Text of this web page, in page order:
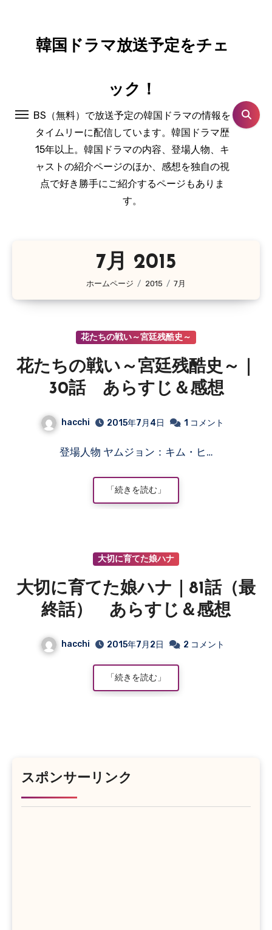
韓国ドラマ放送予定をチェ
ック！
BS（無料）で放送予定の韓国ドラマの情報を
タイムリーに配信しています。韓国ドラマ歴
15年以上。韓国ドラマの内容、登場人物、キ
ャストの紹介ページのほか、感想を独自の視
点で好き勝手にご紹介するページもありま
す。
7月 2015
ホームページ 2015 7月
花たちの戦い～宮廷残酷史～
花たちの戦い～宮廷残酷史～｜
30話 あらすじ＆感想
hacchi 2015年7月4日 1 コメント
登場人物 ヤムジョン：キム・ヒ…
「続きを読む」
大切に育てた娘ハナ
大切に育てた娘ハナ｜81話（最
終話） あらすじ＆感想
hacchi 2015年7月2日 2 コメント
「続きを読む」
スポンサーリンク